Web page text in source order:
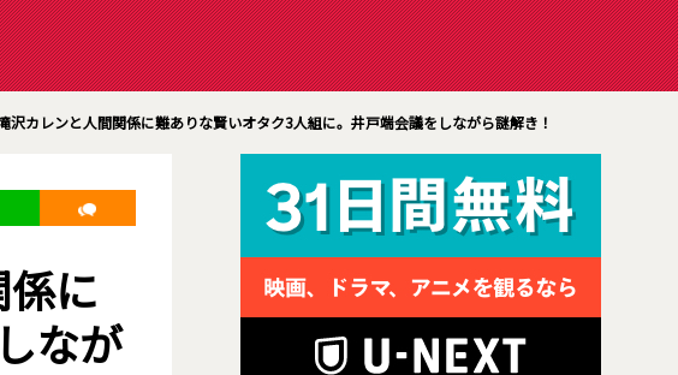
沢カレンと人間関係に難ありな賢いオタク3人組に。井戸端会議をしながら謎解き！
に
なが